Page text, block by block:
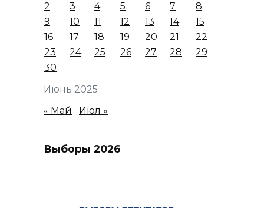
Июнь 2025
2
3 4 5 6 7
8
9
10 11 12 13 14
15
16
17 18 19 20 21
22
23
24 25 26 27 28
29
30
« Май Июл »
Выборы 2026